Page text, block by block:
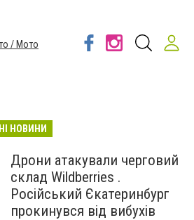
/ Мото
НОВИНИ
Дрони атакували черговий
склад Wildberries .
Російський Єкатеринбург
прокинувся від вибухів